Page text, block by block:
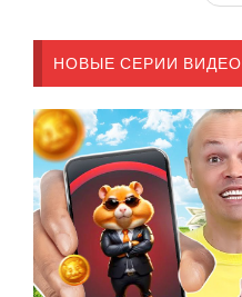
НОВЫЕ СЕРИИ ВИДЕО